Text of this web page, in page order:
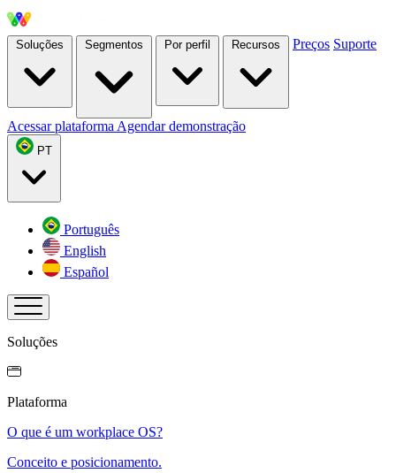
Soluções Segmentos Por perfil Recursos Preços Suporte
Acessar plataforma Agendar demonstração
PT
Português
English
Español
Soluções
Plataforma
O que é um workplace OS?
Conceito e posicionamento.